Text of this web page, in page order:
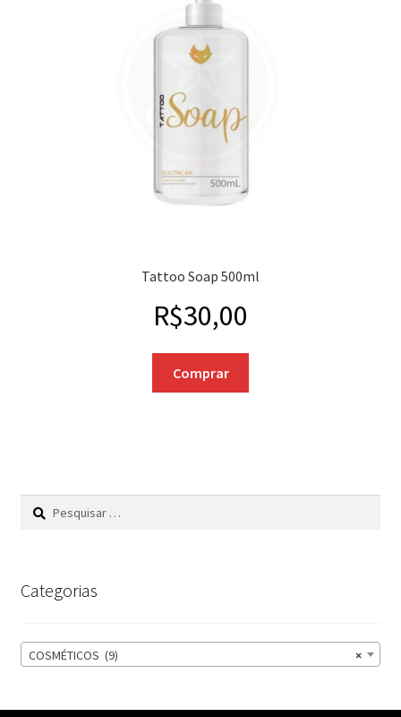
Tattoo Soap 500ml
R$30,00
Comprar
Pesquisar
Categorias
×
COSMÉTICOS (9)